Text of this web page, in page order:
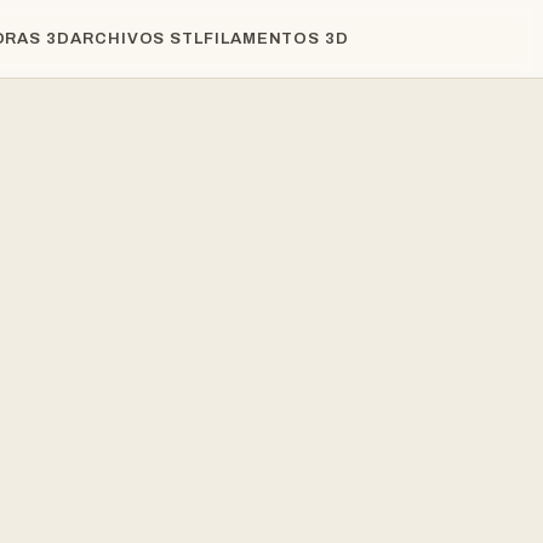
3DARCHIVOS STLFILAMENTOS 3D